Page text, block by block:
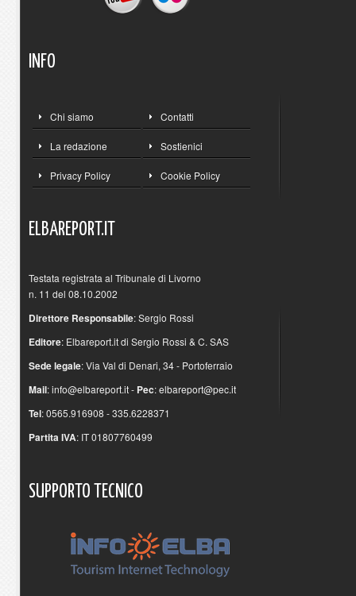
INFO
Chi siamo Contatti
La redazione Sostienici
Privacy Policy Cookie Policy
ELBAREPORT.IT
Testata registrata al Tribunale di Livorno
n. 11 del 08.10.2002
Direttore Responsabile: Sergio Rossi
Editore: Elbareport.it di Sergio Rossi & C. SAS
Sede legale: Via Val di Denari, 34 - Portoferraio
Mail:info@elbareport.it- Pec:elbareport@pec.it
Tel: 0565.916908 - 335.6228371
Partita IVA: IT 01807760499
SUPPORTO TECNICO